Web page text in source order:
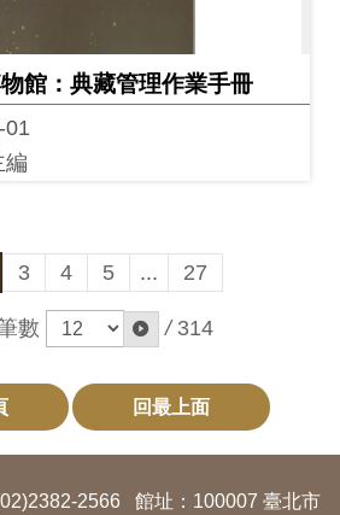
館：典藏管理作業手冊
01
編
3 4 5 ... 27
數 / 314
回最上面
2566
館址：100007 臺北市